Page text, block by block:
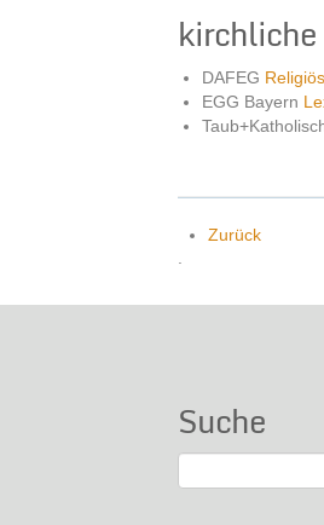
kirchliche
DAFEG
EGG Bayern
Zurück
Suche